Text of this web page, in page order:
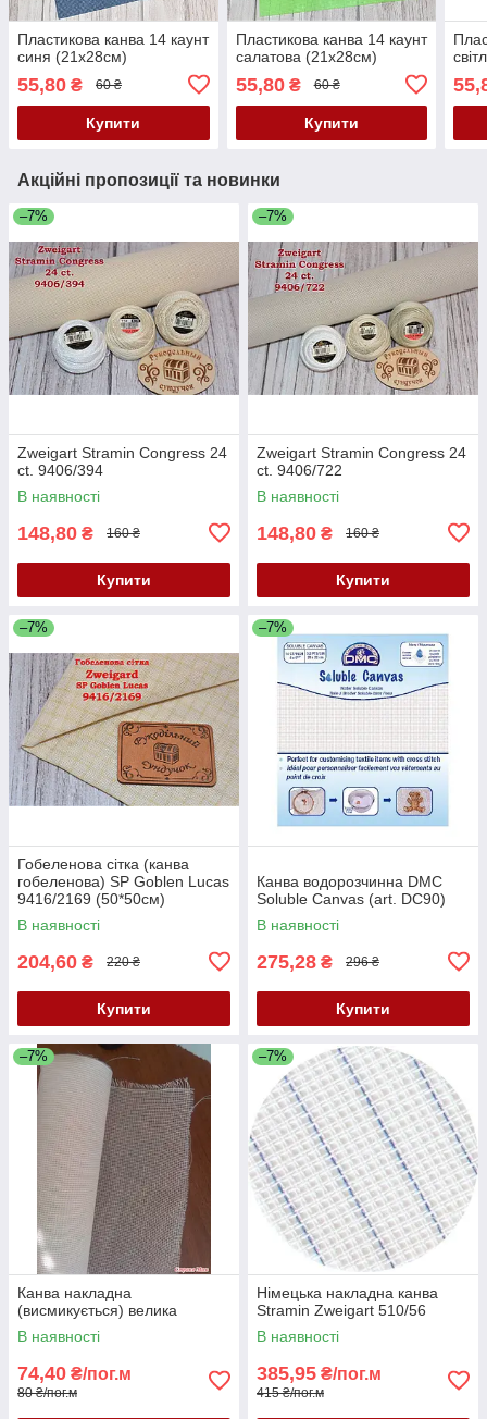
Пластикова канва 14 каунт
синя (21х28см)
55,80 ₴ 60 ₴
Купити
Пластикова канва 14 каунт
салатова (21х28см)
55,80₴ 60 ₴
Купити
Акційні пропозиції та новинки
–7%
Zweigart Stramin Congress 24
ct. 9406/394
В наявності
148,80 ₴ 160 ₴
Купити
–7%
Zweigart Stramin Congress 24
ct. 9406/722
В наявності
148,80 ₴ 160 ₴
Купити
–7%
Гобеленова сітка (канва
гобеленова) SP Goblen Lucas
9416/2169 (50*50см)
В наявності
204,60 ₴ 220 ₴
Купити
–7%
Канва водорозчинна DMC
Soluble Canvas (art. DC90)
В наявності
275,28 ₴ 296 ₴
Купити
–7%
Канва накладна
(висмикується) велика
В наявності
74,40 ₴/пог.м
80 ₴/пог.м
–7%
Німецька накладна канва
Stramin Zweigart 510/56
В наявності
385,95 ₴/пог.м
415 ₴/пог.м